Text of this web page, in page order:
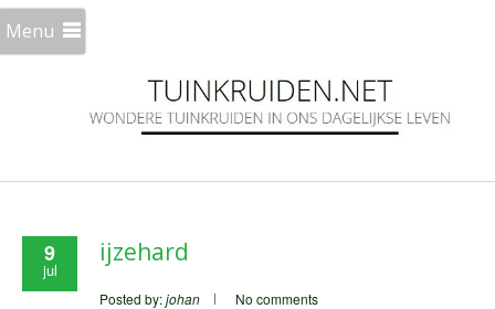
Menu
9
jul
ijzehard
Posted by:johan No comments